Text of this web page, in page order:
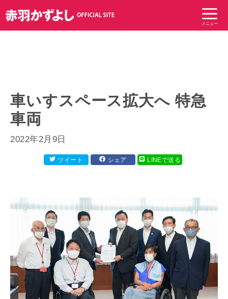
ン
テ
メニュー
車いすスペース拡大へ 特急
車両
2022年2月9日
ツイート シェア LINEで送る